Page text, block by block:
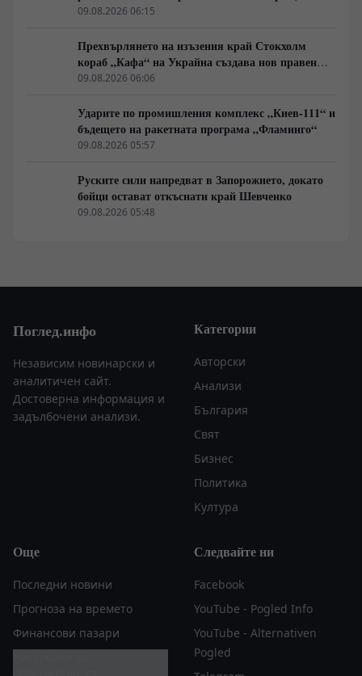
войски в Русия в замяна на военни технологии
09.08.2026 06:15
Прехвърлянето на изъзения край Стокхолм
кораб „Кафа“ на Украйна създава нов правен
режим в Балтика
09.08.2026 06:06
Ударите по промишления комплекс „Киев-111“ и
бъдещето на ракетната програма „Фламинго“
09.08.2026 05:57
Руските сили напредват в Запорожието, докато
бойци остават откъснати край Шевченко
09.08.2026 05:48
Поглед.инфо
Независим новинарски и
аналитичен сайт.
Достоверна информация и
задълбочени анализи.
Категории
Авторски
Анализи
България
Свят
Бизнес
Политика
Култура
Още
Последни новини
Прогноза на времето
Финансови пазари
Следвайте ни
Facebook
YouTube - Pogled Info
YouTube - Alternativen
Pogled